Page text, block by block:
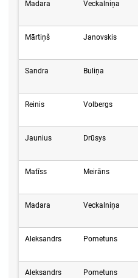
Madara Veckalniņa
Mārtiņš Janovskis
Sandra Buliņa
Reinis Volbergs
Jaunius Drūsys
Matīss Meirāns
Madara Veckalniņa
Aleksandrs Pometuns
Aleksandrs Pometuns